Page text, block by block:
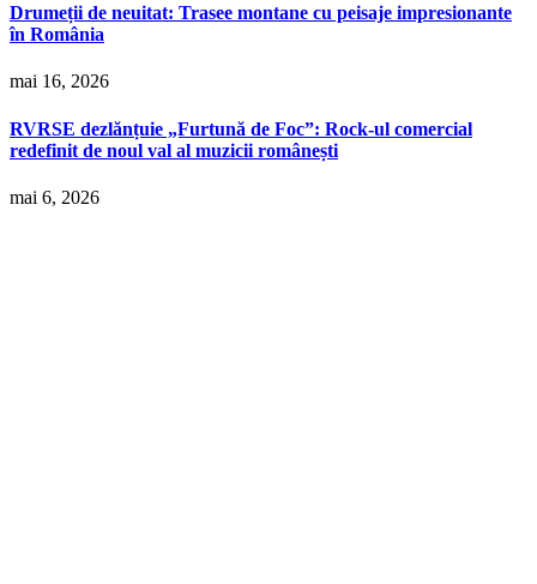
Drumeții de neuitat: Trasee montane cu peisaje impresionante
în România
mai 16, 2026
RVRSE dezlănțuie „Furtună de Foc”: Rock-ul comercial
redefinit de noul val al muzicii românești
mai 6, 2026